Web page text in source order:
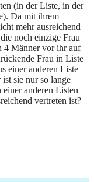
(in der Liste, in der
Da mit ihrem
mehr ausreichend
noch einzige Frau
4 Männer vor ihr auf
Frau in Liste
einer anderen Liste
sie nur so lange
anderen Listen
vertreten ist?